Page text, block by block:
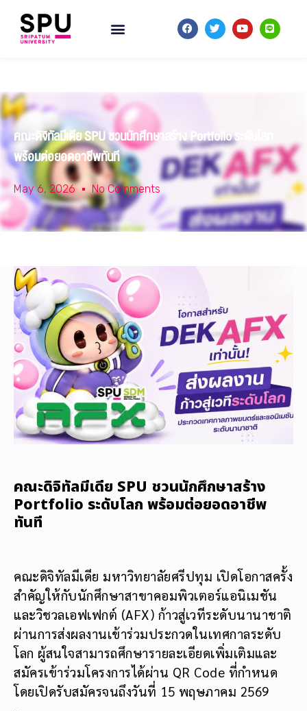
คณะดิจิทัลมีเดีย SPU ชวนนักศึกษาสร้าง Portfolio ระดับโลก
พร้อมต่อยอดอาชีพทันที
May 6, 2026 No Comments
คณะดิจิทัลมีเดีย SPU ชวนนักศึกษาสร้าง
Portfolio ระดับโลก พร้อมต่อยอดอาชีพ
ทันที
คณะดิจิทัลมีเดีย มหาวิทยาลัยศรีปทุม เปิดโอกาสครั้ง
สำคัญให้กับนักศึกษาสาขาคอมพิวเตอร์แอนิเมชัน
และวิชวลเอฟเฟกต์ (AFX) ก้าวสู่เวทีระดับนานาชาติ
ผ่านการส่งผลงานเข้าร่วมประกวดในเทศกาลระดับ
โลก ผู้สนใจสามารถศึกษารายละเอียดเพิ่มเติมและ
สมัครเข้าร่วมโครงการได้ผ่าน QR Code ที่กำหนด
โดยเปิดรับสมัครจนถึงวันที่ 15 พฤษภาคม 2569